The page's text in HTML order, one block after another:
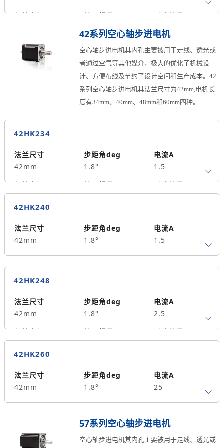
保持力矩N.m
转子惯量g.cm²
30
引线数量
4
马达长度mm
47
重量kg
0.28
中空孔径mm
4.2
42系列空心轴步进电机
空心轴步进电机其内孔主要被用于走线、透光或
者通过空气等其他媒介，极大的优化了机械设
计、方便布线及节约了设计空间和生产成本。42
系列空心轴步进电机其法兰尺寸为42mm,电机长
度有34mm、40mm、48mm和60mm四种。
42HK234
法兰尺寸
42mm
步距角deg
1.8°
电流A
1.5
保持力矩N.m
0.25
转子惯量g.cm²
35
引线数量
4
34
0.21
4.2
42HK240
法兰尺寸
42mm
步距角deg
1.8°
电流A
1.5
保持力矩N.m
0.4
转子惯量g.cm²
55
引线数量
4
40
0.28
4.2
42HK248
法兰尺寸
42mm
步距角deg
1.8°
电流A
2.5
保持力矩N.m
0.5
转子惯量g.cm²
70
引线数量
4
48
0.36
4.2
42HK260
法兰尺寸
42mm
步距角deg
1.8°
电流A
25
保持力矩N.m
转子惯量g.cm²
105
引线数量
4
马达长度mm
重量kg
中空孔径mm
57系列空心轴步进电机
空心轴步进电机其内孔主要被用于走线、透光或